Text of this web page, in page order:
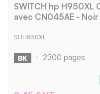
SWITCH hp H950XL
avec CN045AE - Noir
SUH950XL
- 2300 pages